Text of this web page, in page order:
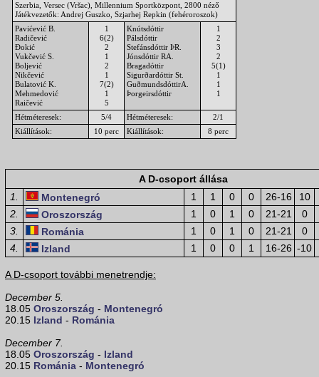
Szerbia, Versec (Vršac), Millennium Sportközpont, 2800 néző
Játékvezetők: Andrej Guszko, Szjarhej Repkin (fehéroroszok)
Pavićević B.
Radičević
Đokić
Vukčević S.
Boljević
Nikčević
Bulatović K.
Mehmedović
Raičević
1
6(2)
2
1
2
1
7(2)
1
5
Knútsdóttir
Pálsdóttir
Stefánsdóttir ÞR.
Jónsdóttir RA.
Bragadóttir
Sigurðardóttir St.
GuðmundsdóttirA.
Þorgeirsdóttir
1
2
3
2
5(1)
1
1
1
Hétméteresek: 5/4 Hétméteresek:
2/1
Kiállítások:
10 perc Kiállítások: 8 perc
A D-csoport állása
1.
Montenegró 1 1 0 0 26-16
10
2.
Oroszország 1 0 1 0 21-21
0
3.
Románia 1 0 1 0 21-21
0
4.
Izland 1 0 0 1 16-26 -10
A D-csoport további menetrendje:
December 5.
18.05 Oroszország - Montenegró
20.15 Izland - Románia
December 7.
18.05 Oroszország - Izland
20.15 Románia - Montenegró